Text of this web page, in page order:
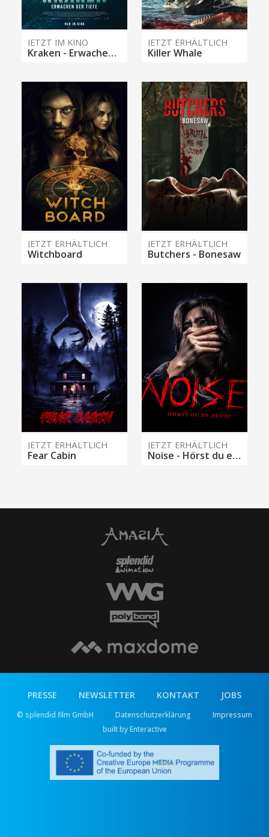
JETZT IM KINO
Kraken - Erwachen der Tiefe
JETZT ERHÄLTLICH
Killer Whale
JETZT ERHÄLTLICH
Witchboard
JETZT ERHÄLTLICH
Butchers - Bonesaw
JETZT ERHÄLTLICH
Fear Cabin
JETZT ERHÄLTLICH
Noise - Hörst du es auch?
PRESSE NEWSLETTER KONTAKT JOBS
© splendid film GmbH Datenschutzerklärung
Impressum
built by Enteractive